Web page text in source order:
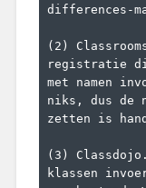
differences-
(2)
registratie
met namen
niks, dus de
zetten is
(3)
klassen